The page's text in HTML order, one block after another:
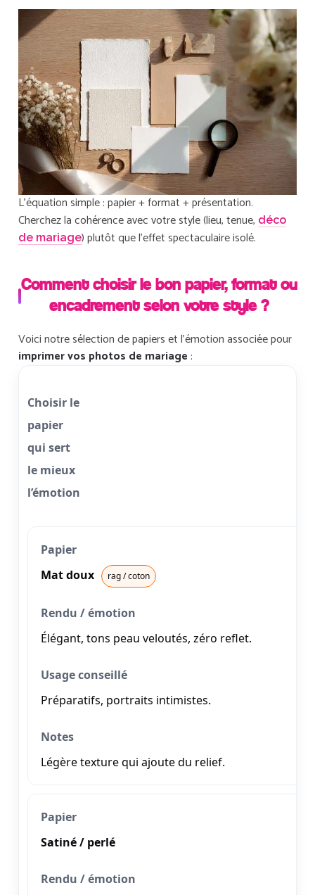
L’équation simple : papier + format + présentation.
Cherchez la cohérence avec votre style (lieu, tenue, déco
de mariage) plutôt que l’effet spectaculaire isolé.
Comment choisir le bon papier, format ou
encadrement selon votre style ?
Voici notre sélection de papiers et l’émotion associée pour
imprimer vos photos de mariage :
Choisir le
papier
qui sert
le mieux
l’émotion
Mat doux rag / coton
Élégant, tons peau veloutés, zéro reflet.
Préparatifs, portraits intimistes.
Légère texture qui ajoute du relief.
Satiné / perlé